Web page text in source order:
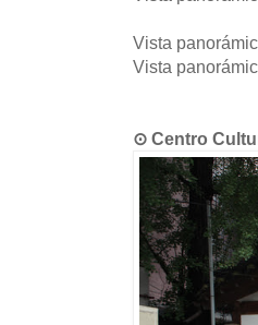
Vista
Vista
⊙ Centro